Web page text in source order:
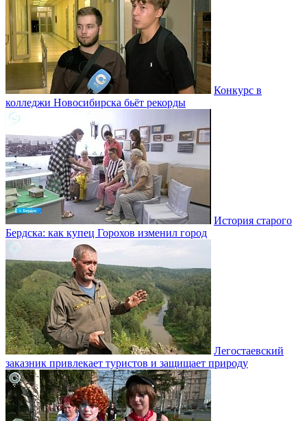
Конкурс в
колледжи Новосибирска бьёт рекорды
История старого
Бердска: как купец Горохов изменил город
Легостаевский
заказник привлекает туристов и защищает природу